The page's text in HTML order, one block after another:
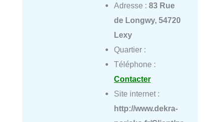
Adresse : 83 Rue
de Longwy, 54720
Lexy
Quartier :
Téléphone :
Contacter
Site internet :
http://www.dekra-